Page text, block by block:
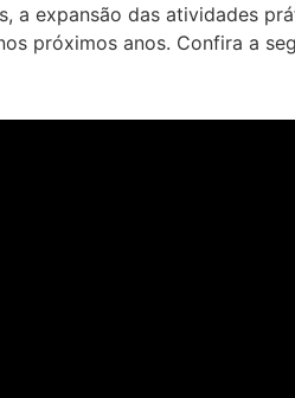
a expansão das atividades
próximos anos. Confira a